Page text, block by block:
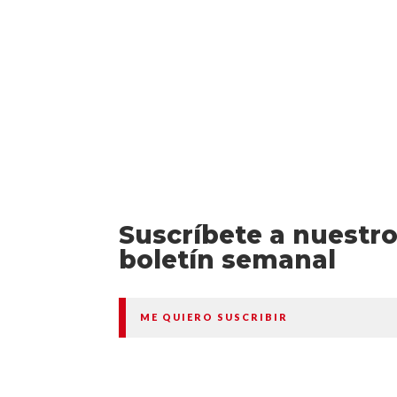
Suscríbete a
boletín semanal
ME QUIERO SUSCRIBIR